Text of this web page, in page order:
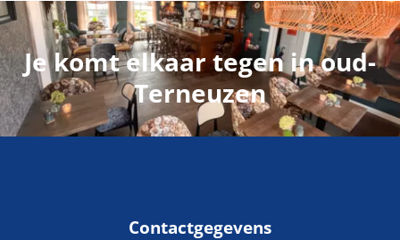
Je komt elkaar tegen in oud-
Terneuzen
Contactgegevens